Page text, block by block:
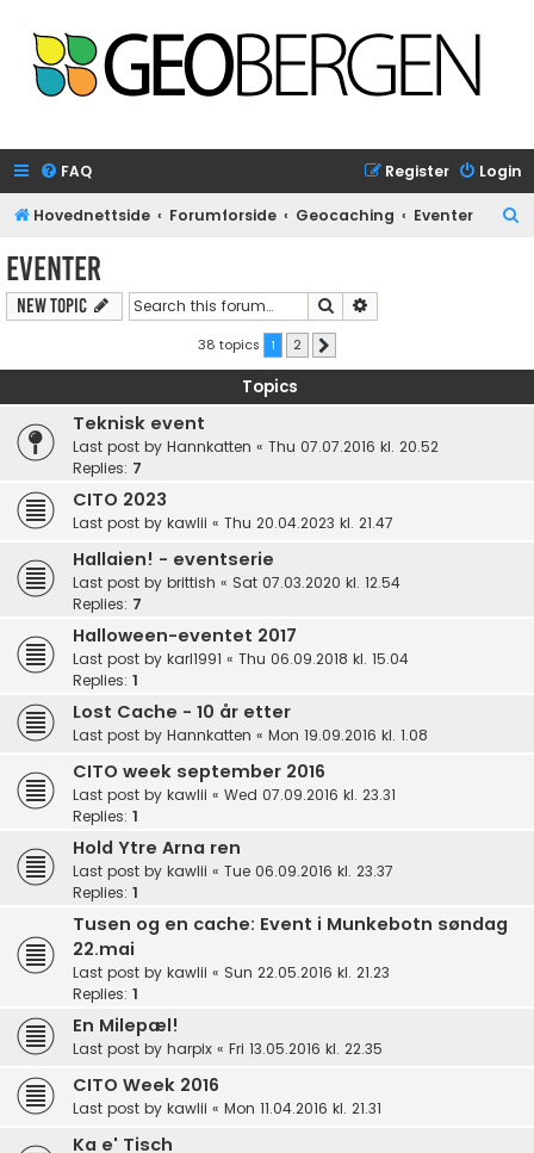
FAQ Login
Register
Hovednettside Forumforside Geocaching Eventer
h
Eventer
New Topic Search
38 topics 1 2
Topics
Teknisk event
Last post by Hannkatten « Thu 07.07.2016 kl. 20.52
Replies: 7
CITO 2023
Last post by kawlii « Thu 20.04.2023 kl. 21.47
Hallaien! - eventserie
Last post by brittish « Sat 07.03.2020 kl. 12.54
Replies: 7
Halloween-eventet 2017
Last post by karl1991 « Thu 06.09.2018 kl. 15.04
Replies: 1
Lost Cache - 10 år etter
Last post by Hannkatten « Mon 19.09.2016 kl. 1.08
CITO week september 2016
Last post by kawlii « Wed 07.09.2016 kl. 23.31
Replies: 1
Hold Ytre Arna ren
Last post by kawlii « Tue 06.09.2016 kl. 23.37
Replies: 1
Tusen og en cache: Event i Munkebotn søndag
22.mai
Last post by kawlii « Sun 22.05.2016 kl. 21.23
Replies: 1
En Milepæl!
Last post by harpix « Fri 13.05.2016 kl. 22.35
CITO Week 2016
Last post by kawlii « Mon 11.04.2016 kl. 21.31
Ka e' Tisch